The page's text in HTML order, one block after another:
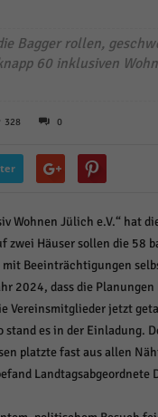
Bagger rollen,
60 inklusiven
328 0
Wohnen Jülich e.V.“ hat
zwei Häuser sollen die 58
Beeinträchtigungen
2024, dass die
Vereinsmitglieder jetzt
stand es in der Einladung.
platzte fast aus allen
Landtagsabgeordnete
(1)
Cookies ermöglichen
Cookies erfassen
unsere Besucher unsere Website
(1)
Cookies werden von
anzuzeigen. Sie tun dies,
Medien (6)
von Videoplattformen und
Cookies von externen